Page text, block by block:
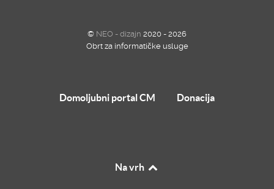
© NEO - dizajn 2020 - 2026
Obrt za informatičke usluge
Domoljubni portal CM Donacija
Na vrh